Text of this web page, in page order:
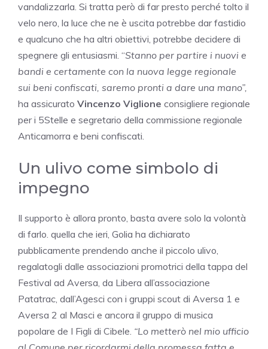
vandalizzarla. Si tratta però di far presto perché tolto il
velo nero, la luce che ne è uscita potrebbe dar fastidio
e qualcuno che ha altri obiettivi, potrebbe decidere di
spegnere gli entusiasmi. “Stanno per partire i nuovi e
bandi e certamente con la nuova legge regionale
sui beni confiscati, saremo pronti a dare una mano”,
ha assicurato Vincenzo Viglione consigliere regionale
per i 5Stelle e segretario della commissione regionale
Anticamorra e beni confiscati.
Un ulivo come simbolo di
impegno
Il supporto è allora pronto, basta avere solo la volontà
di farlo. quella che ieri, Golia ha dichiarato
pubblicamente prendendo anche il piccolo ulivo,
regalatogli dalle associazioni promotrici della tappa del
Festival ad Aversa, da Libera all’associazione
Patatrac, dall’Agesci con i gruppi scout di Aversa 1 e
Aversa 2 al Masci e ancora il gruppo di musica
popolare de I Figli di Cibele. “Lo metterò nel mio ufficio